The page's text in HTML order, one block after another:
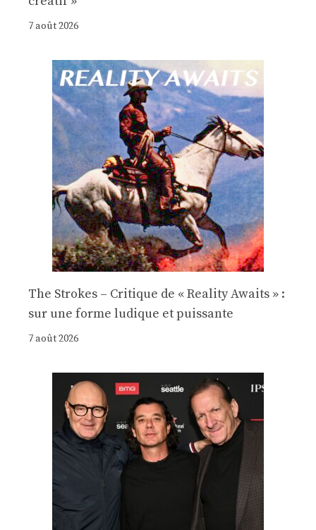
7 août 2026
The Strokes – Critique de « Reality Awaits » :
sur une forme ludique et puissante
7 août 2026